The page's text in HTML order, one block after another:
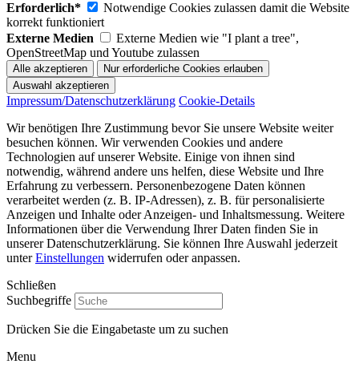
Erforderlich*
Notwendige Cookies zulassen damit die Website
korrekt funktioniert
Externe Medien
Externe Medien wie "I plant a tree",
OpenStreetMap und Youtube zulassen
Impressum/Datenschutzerklärung Cookie-Details
Wir benötigen Ihre Zustimmung bevor Sie unsere Website weiter
besuchen können. Wir verwenden Cookies und andere
Technologien auf unserer Website. Einige von ihnen sind
notwendig, während andere uns helfen, diese Website und Ihre
Erfahrung zu verbessern. Personenbezogene Daten können
verarbeitet werden (z. B. IP-Adressen), z. B. für personalisierte
Anzeigen und Inhalte oder Anzeigen- und Inhaltsmessung. Weitere
Informationen über die Verwendung Ihrer Daten finden Sie in
unserer Datenschutzerklärung. Sie können Ihre Auswahl jederzeit
unterEinstellungen widerrufen oder anpassen.
Schließen
Suchbegriffe
Drücken Sie die Eingabetaste um zu suchen
Menu